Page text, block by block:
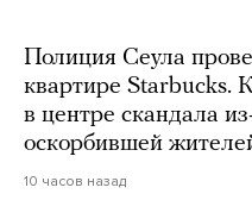
Полиция Сеула
квартире Starbucks.
в центре скандала
оскорбившей
10 часов назад